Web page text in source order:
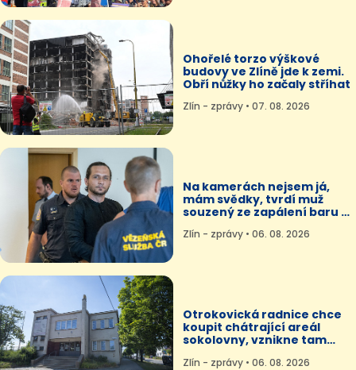
Ohořelé torzo výškové
budovy ve Zlíně jde k zemi.
Obří nůžky ho začaly stříhat
Zlín - zprávy • 07. 08. 2026
Na kamerách nejsem já,
mám svědky, tvrdí muž
souzený ze zapálení baru ve
Zlín - zprávy • 06. 08. 2026
Otrokovická radnice chce
koupit chátrající areál
sokolovny, vznikne tam
Zlín - zprávy • 06. 08. 2026